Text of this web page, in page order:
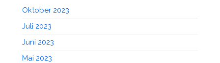
Oktober 2023
Juli 2023
Juni 2023
Mai 2023